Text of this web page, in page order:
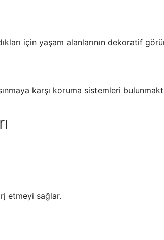
için yaşam alanlarının dekoratif
karşı koruma sistemleri
etmeyi sağlar.